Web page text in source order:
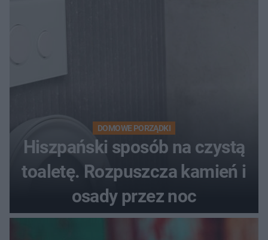
DOMOWE PORZĄDKI
Hiszpański sposób na czystą
toaletę. Rozpuszcza kamień i
osady przez noc